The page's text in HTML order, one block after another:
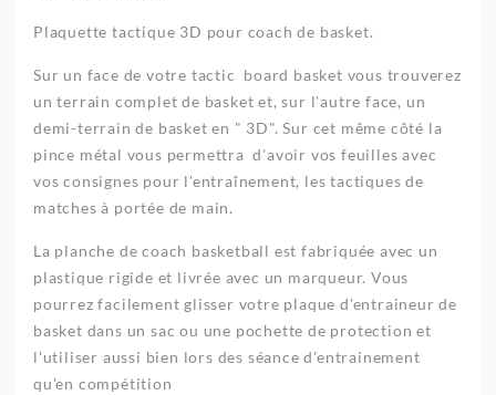
Plaquette tactique 3D pour coach de basket.
Sur un face de votre tactic board basket vous trouverez
un terrain complet de basket et, sur l'autre face, un
demi-terrain de basket en " 3D". Sur cet même côté la
pince métal vous permettra d'avoir vos feuilles avec
vos consignes pour l'entraînement, les tactiques de
matches à portée de main.
La planche de coach basketball est fabriquée avec un
plastique rigide et livrée avec un marqueur. Vous
pourrez facilement glisser votre plaque d'entraineur de
basket dans un sac ou une pochette de protection et
l'utiliser aussi bien lors des séance d'entrainement
qu'en compétition